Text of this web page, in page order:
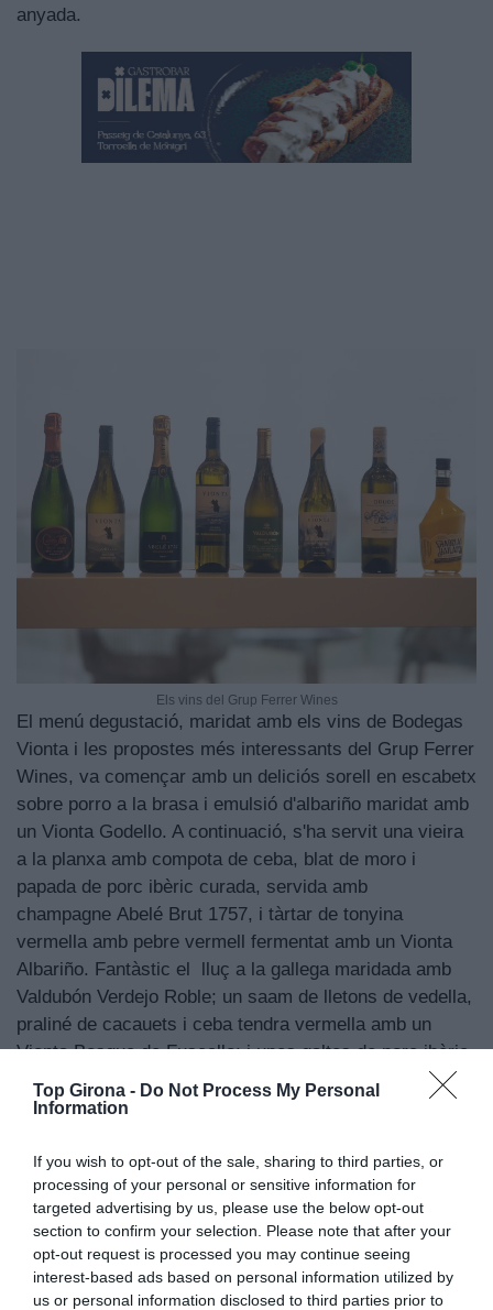
Top Girona - Do Not Process My Personal
Information
If you wish to opt-out of the sale, sharing to third parties, or
processing of your personal or sensitive information for
targeted advertising by us, please use the below opt-out
section to confirm your selection. Please note that after your
opt-out request is processed you may continue seeing
interest-based ads based on personal information utilized by
us or personal information disclosed to third parties prior to
anyada.
Els vins del Grup Ferrer Wines
El menú degustació, maridat amb els vins de Bodegas
Vionta i les propostes més interessants del Grup Ferrer
Wines, va començar amb un deliciós sorell en escabetx
sobre porro a la brasa i emulsió d'albariño maridat amb
un Vionta Godello. A continuació, s'ha servit una vieira
a la planxa amb compota de ceba, blat de moro i
papada de porc ibèric curada, servida amb
champagne Abelé Brut 1757, i tàrtar de tonyina
vermella amb pebre vermell fermentat amb un Vionta
Albariño. Fantàstic el lluç a la gallega maridada amb
Valdubón Verdejo Roble; un saam de lletons de vedella,
praliné de cacauets i ceba tendra vermella amb un
Vionta Bosque de Fuscallo; i unes galtes de porc ibèric,
blat tendre i mostassa de raïm amb un Orube Blanco.
Les postres a base de fruita de la passió, coco i
Habelas Hailas.